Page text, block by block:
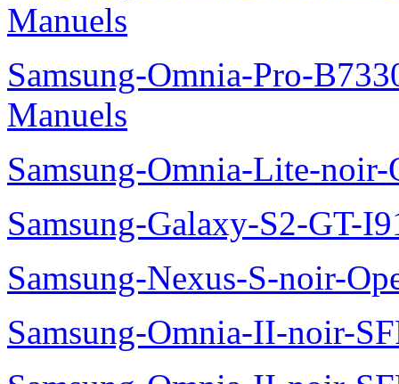
Manuels
Samsung-Omnia-Pro-
Manuels
Samsung-Omnia-Lite-
Samsung-Galaxy-S2-GT-
Samsung-Nexus-S-noir-
Samsung-Omnia-II-noir-